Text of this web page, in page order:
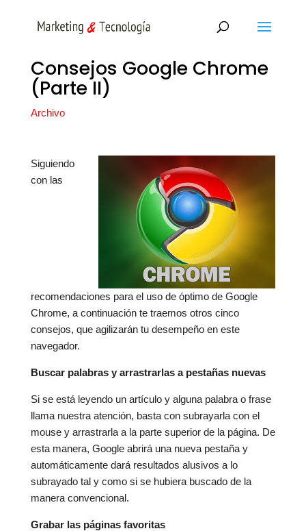
Consejos Google Chrome
(Parte II)
Archivo
Siguiendo
con las
recomendaciones para el uso de óptimo de Google
Chrome, a continuación te traemos otros cinco
consejos, que agilizarán tu desempeño en este
navegador.
Buscar palabras y arrastrarlas a pestañas nuevas
Si se está leyendo un artículo y alguna palabra o frase
llama nuestra atención, basta con subrayarla con el
mouse y arrastrarla a la parte superior de la página. De
esta manera, Google abrirá una nueva pestaña y
automáticamente dará resultados alusivos a lo
subrayado tal y como si se hubiera buscado de la
manera convencional.
Grabar las páginas favoritas